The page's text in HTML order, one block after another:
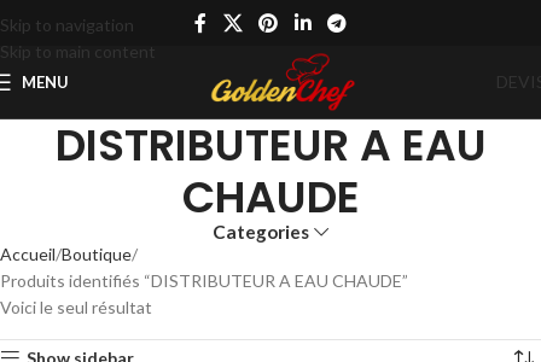
Skip to navigation
Skip to main content
MENU
DISTRIBUTEUR A EAU
CHAUDE
Categories
Accueil Boutique
Produits identifiés “DISTRIBUTEUR A EAU CHAUDE”
Voici le seul résultat
Show sidebar